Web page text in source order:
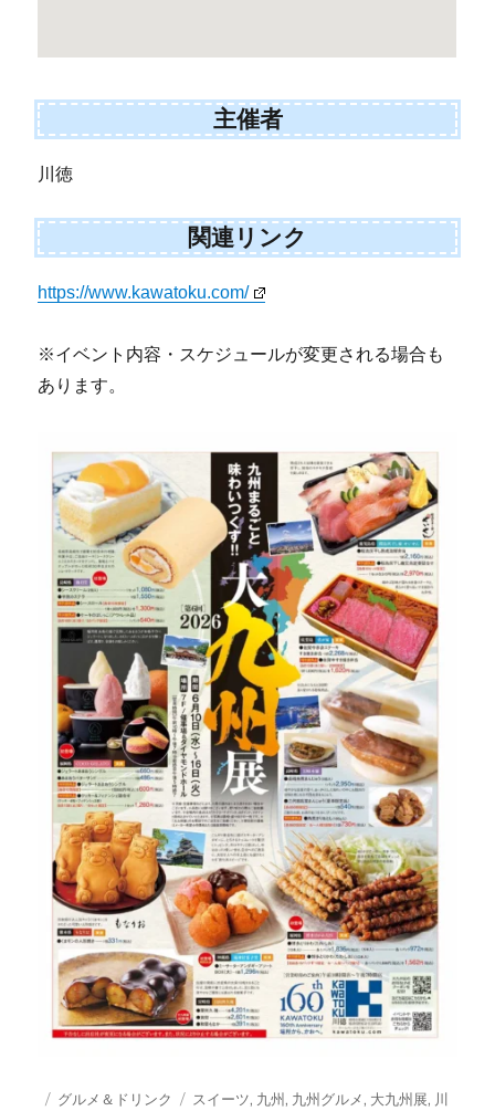
主催者
川徳
関連リンク
https://www.kawatoku.com/
※イベント内容・スケジュールが変更される場合も
あります。
投 カ
グルメ＆ドリンク タ
スイーツ, 九州, 九州グルメ, 大九州展, 川